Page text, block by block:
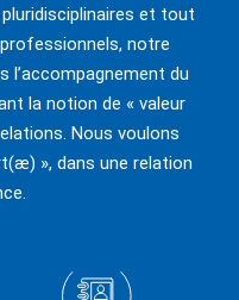
et tout
notre
l’accompagnement du
la notion de « valeur
Nous voulons
», dans une relation